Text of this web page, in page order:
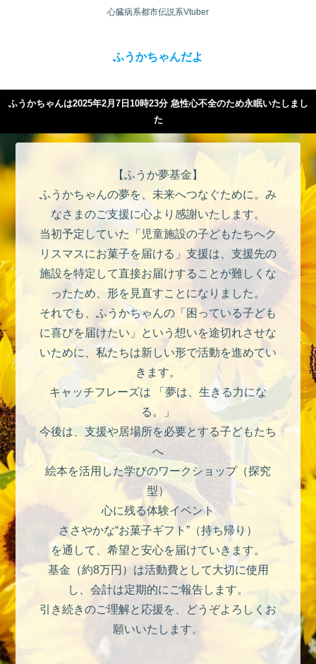
心臓病系都市伝説系Vtuber
ふうかちゃんだよ
ふうかちゃんは2025年2月7日10時23分 急性心不全のため永眠いたしまし
た
【ふうか夢基金】
ふうかちゃんの夢を、未来へつなぐために。み
なさまのご支援に心より感謝いたします。
当初予定していた「児童施設の子どもたちへク
リスマスにお菓子を届ける」支援は、支援先の
施設を特定して直接お届けすることが難しくな
ったため、形を見直すことになりました。
それでも、ふうかちゃんの「困っている子ども
に喜びを届けたい」という想いを途切れさせな
いために、私たちは新しい形で活動を進めてい
きます。
キャッチフレーズは 「夢は、生きる力にな
る。」
今後は、支援や居場所を必要とする子どもたち
へ
絵本を活用した学びのワークショップ（探究
型）
心に残る体験イベント
ささやかな“お菓子ギフト”（持ち帰り）
を通して、希望と安心を届けていきます。
基金（約8万円）は活動費として大切に使用
し、会計は定期的にご報告します。
引き続きのご理解と応援を、どうぞよろしくお
願いいたします。